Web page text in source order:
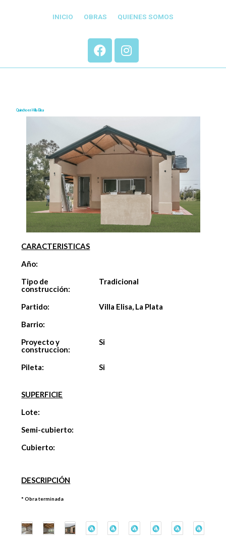
INICIO OBRAS QUIENES SOMOS
Quincho en Villa Elisa
CARACTERISTICAS
Año:
Tipo de
construcción:
Tradicional
Partido:
Villa Elisa, La Plata
Barrio:
Proyecto y
construccion:
Si
Pileta: Si
SUPERFICIE
Lote:
Semi-cubierto:
Cubierto:
DESCRIPCIÓN
* Obra terminada